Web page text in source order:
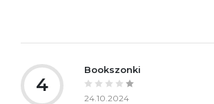
4
Bookszonki
24.10.2024